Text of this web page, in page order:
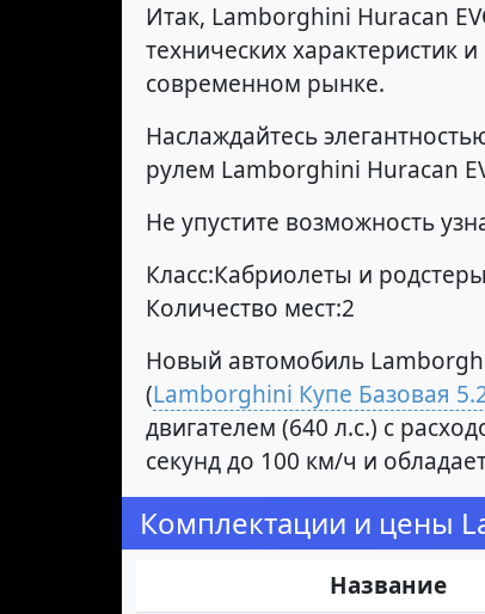
Итак, Lamborghini Huracan
технических характеристик
современном рынке.
Наслаждайтесь
рулем Lamborghini Huracan
Не упустите возможность
Класс:Кабриолеты и родстеры
Количество мест:2
Новый автомобиль
(Lamborghini Купе Базовая
двигателем (640 л.с.) с
секунд до 100 км/ч и
Комплектации и цены
Название